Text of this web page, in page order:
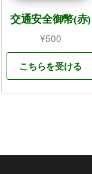
交通安全御幣(赤)
¥500
こちらを受ける